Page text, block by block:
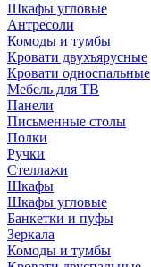
Шкафы угловые
Антресоли
Комоды и тумбы
Кровати двухъярусные
Кровати односпальные
Мебель для ТВ
Панели
Письменные столы
Полки
Ручки
Стеллажи
Шкафы
Шкафы угловые
Банкетки и пуфы
Зеркала
Комоды и тумбы